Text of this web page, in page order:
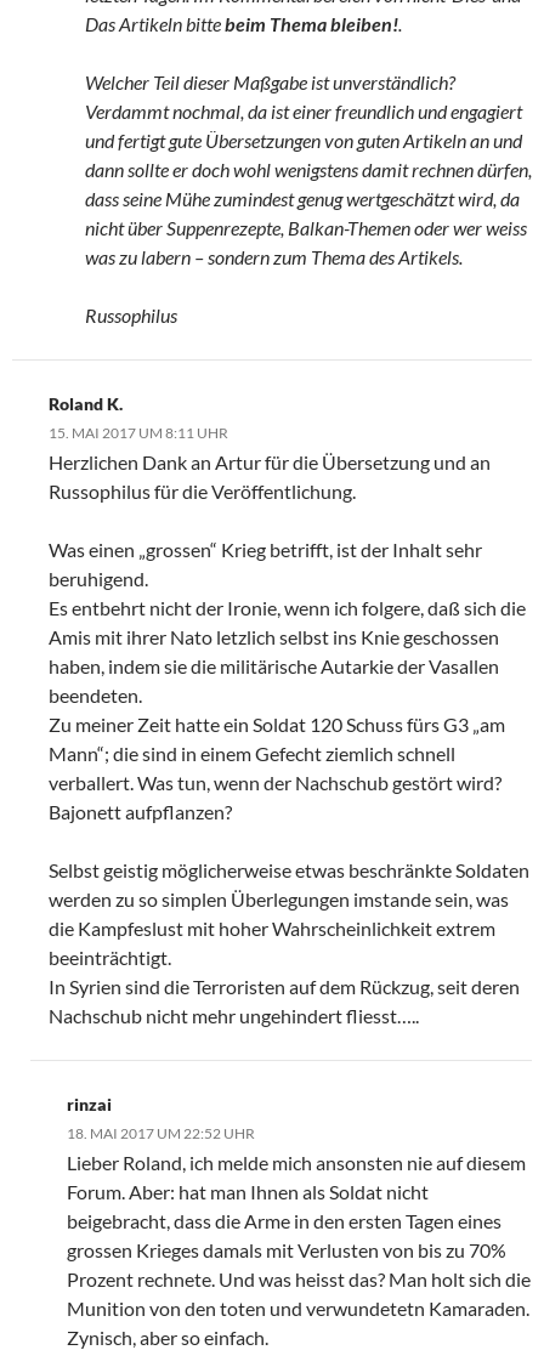
Das Artikeln bittebeim Thema bleiben!.
Welcher Teil dieser Maßgabe ist unverständlich?
Verdammt nochmal, da ist einer freundlich und engagiert
und fertigt gute Übersetzungen von guten Artikeln an und
dann sollte er doch wohl wenigstens damit rechnen dürfen,
dass seine Mühe zumindest genug wertgeschätzt wird, da
nicht über Suppenrezepte, Balkan-Themen oder wer weiss
was zu labern – sondern zum Thema des Artikels.
Russophilus
Roland K.
15. MAI 2017 UM 8:11 UHR
Herzlichen Dank an Artur für die Übersetzung und an
Russophilus für die Veröffentlichung.
Was einen „grossen“ Krieg betrifft, ist der Inhalt sehr
beruhigend.
Es entbehrt nicht der Ironie, wenn ich folgere, daß sich die
Amis mit ihrer Nato letzlich selbst ins Knie geschossen
haben, indem sie die militärische Autarkie der Vasallen
beendeten.
Zu meiner Zeit hatte ein Soldat 120 Schuss fürs G3 „am
Mann“; die sind in einem Gefecht ziemlich schnell
verballert. Was tun, wenn der Nachschub gestört wird?
Bajonett aufpflanzen?
Selbst geistig möglicherweise etwas beschränkte Soldaten
werden zu so simplen Überlegungen imstande sein, was
die Kampfeslust mit hoher Wahrscheinlichkeit extrem
beeinträchtigt.
In Syrien sind die Terroristen auf dem Rückzug, seit deren
Nachschub nicht mehr ungehindert fliesst…..
rinzai
18. MAI 2017 UM 22:52 UHR
Lieber Roland, ich melde mich ansonsten nie auf diesem
Forum. Aber: hat man Ihnen als Soldat nicht
beigebracht, dass die Arme in den ersten Tagen eines
grossen Krieges damals mit Verlusten von bis zu 70%
Prozent rechnete. Und was heisst das? Man holt sich die
Munition von den toten und verwundetetn Kamaraden.
Zynisch, aber so einfach.